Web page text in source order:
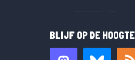
BLIJF OP DE HOOGTE